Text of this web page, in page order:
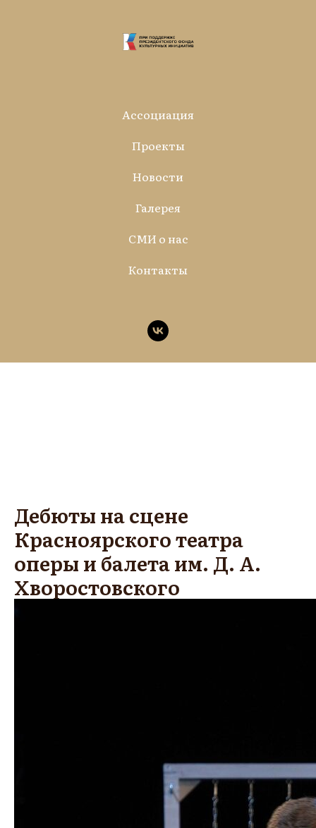
Ассоциация
Проекты
Новости
Галерея
СМИ о нас
Контакты
Дебюты на сцене
Красноярского театра
оперы и балета им. Д. А.
Хворостовского